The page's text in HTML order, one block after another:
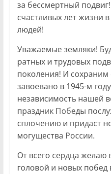
за бессмертный
счастливых лет жизни
людей!
Уважаемые земляки!
ратных и трудовых
поколения! И
завоевано в 1945-м
независимость нашей
праздник Победы
сплочению и придаст
могущества России.
От всего сердца
головой и новых побед